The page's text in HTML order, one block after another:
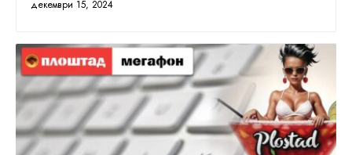
декември 15, 2024